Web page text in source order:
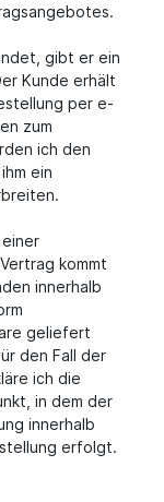
gibt er ein
Kunde erhält
per e-
zum
ich den
ein
kommt
innerhalb
geliefert
den Fall der
ich die
in dem der
innerhalb
erfolgt.